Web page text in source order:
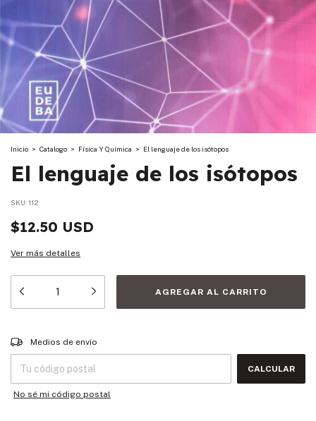
Inicio > Catalogo > Física Y Química > El lenguaje de los isótopos
El lenguaje de los isótopos
SKU: 112
$12.50 USD
Ver más detalles
Entregas para el CP:
Medios de envío
CALCULAR
No sé mi código postal